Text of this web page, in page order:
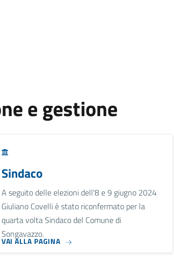
e gestione
Sindaco
A seguito delle elezioni dell'8 e 9 giugno 2024
Giuliano Covelli è stato riconfermato per la
quarta volta Sindaco del Comune di
Songavazzo.
VAI ALLA PAGINA